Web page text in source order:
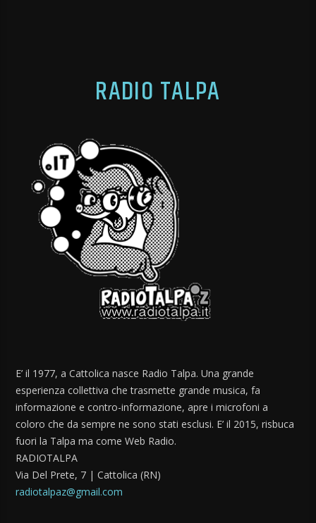
RADIO TALPA
E’ il 1977, a Cattolica nasce Radio Talpa. Una grande
esperienza collettiva che trasmette grande musica, fa
informazione e contro-informazione, apre i microfoni a
coloro che da sempre ne sono stati esclusi. E’ il 2015, risbuca
fuori la Talpa ma come Web Radio.
RADIOTALPA
Via Del Prete, 7 | Cattolica (RN)
radiotalpaz@gmail.com